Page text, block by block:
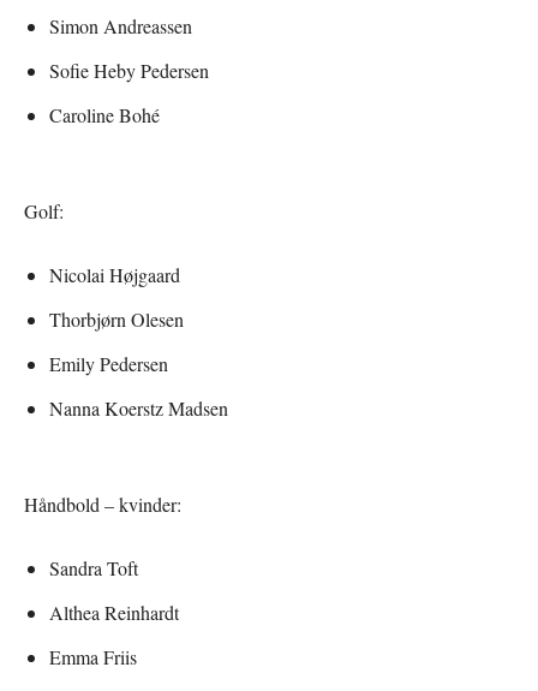
Simon Andreassen
Sofie Heby Pedersen
Caroline Bohé
Golf:
Nicolai Højgaard
Thorbjørn Olesen
Emily Pedersen
Nanna Koerstz Madsen
Håndbold – kvinder:
Sandra Toft
Althea Reinhardt
Emma Friis